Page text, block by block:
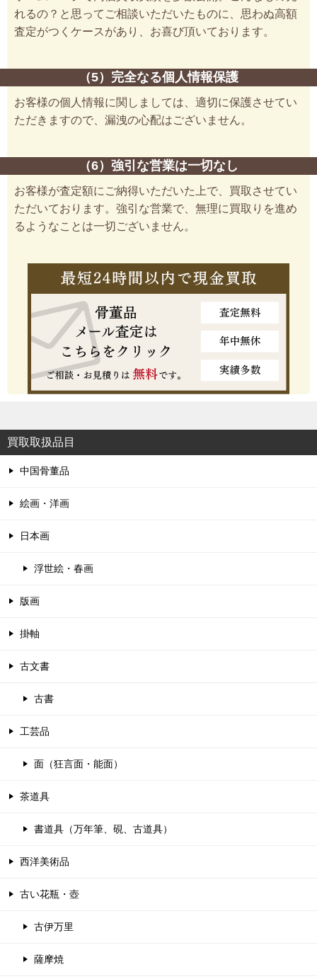
れるの？と思ってご相談いただいたものに、思わぬ高額
査定がつくケースがあり、お喜び頂いております。
（5）完全なる個人情報保護
お客様の個人情報に関しましては、適切に保護させてい
ただきますので、漏洩の心配はございません。
（6）強引な営業は一切なし
お客様が査定額にご納得いただいた上で、買取させてい
ただいております。強引な営業で、無理に買取りを進め
るようなことは一切ございません。
買取取扱品目
中国骨董品
絵画・洋画
日本画
浮世絵・春画
版画
掛軸
古文書
古書
工芸品
面（狂言面・能面）
茶道具
書道具（万年筆、硯、古道具）
西洋美術品
古い花瓶・壺
古伊万里
薩摩焼